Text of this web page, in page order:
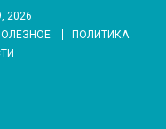
2026
ПОЛИТИКА